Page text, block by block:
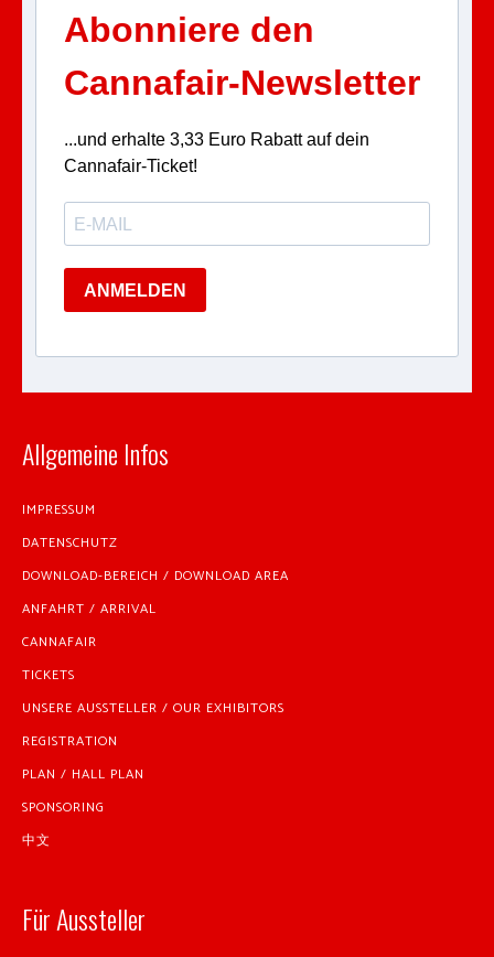
Abonniere den
Cannafair-Newsletter
...und erhalte 3,33 Euro Rabatt auf dein
Cannafair-Ticket!
ANMELDEN
Allgemeine Infos
IMPRESSUM
DATENSCHUTZ
DOWNLOAD-BEREICH / DOWNLOAD AREA
ANFAHRT / ARRIVAL
CANNAFAIR
TICKETS
UNSERE AUSSTELLER / OUR EXHIBITORS
REGISTRATION
PLAN / HALL PLAN
SPONSORING
中文
Für Aussteller